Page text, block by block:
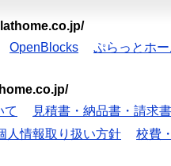
OpenBlocks ぷらっとホ
て 見積書・納品書・請求
人情報取り扱い方針 校費